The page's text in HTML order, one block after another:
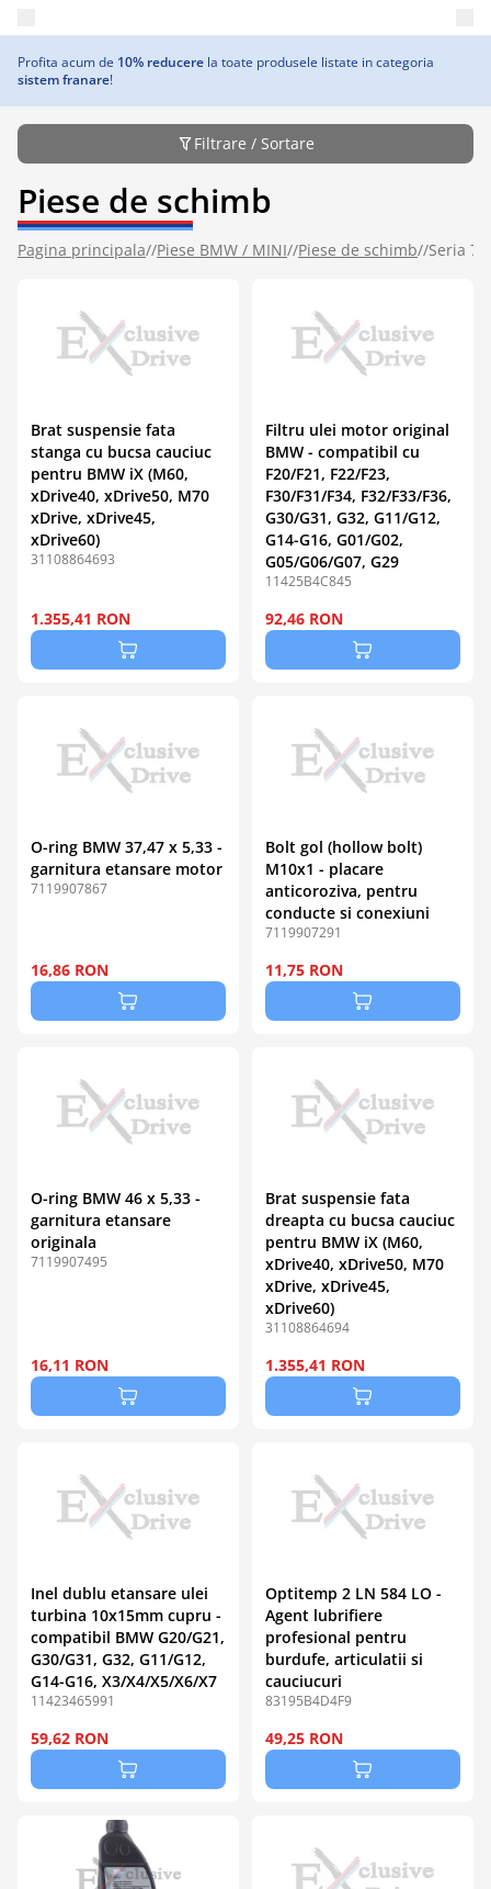
Profita acum de 10% reducere la toate produsele listate in categoria
sistem franare!
Filtrare / Sortare
Piese de schimb
Pagina principala//Piese BMW / MINI//Piese de schimb//Seria 7
Brat suspensie fata
stanga cu bucsa cauciuc
pentru BMW iX (M60,
xDrive40, xDrive50, M70
xDrive, xDrive45,
xDrive60)
31108864693
1.355,41 RON
Filtru ulei motor original
BMW - compatibil cu
F20/F21, F22/F23,
F30/F31/F34, F32/F33/F36,
G30/G31, G32, G11/G12,
G14-G16, G01/G02,
G05/G06/G07, G29
11425B4C845
92,46 RON
O-ring BMW 37,47 x 5,33 -
garnitura etansare motor
7119907867
16,86 RON
Bolt gol (hollow bolt)
M10x1 - placare
anticoroziva, pentru
conducte si conexiuni
7119907291
11,75 RON
O-ring BMW 46 x 5,33 -
garnitura etansare
originala
7119907495
16,11 RON
Brat suspensie fata
dreapta cu bucsa cauciuc
pentru BMW iX (M60,
xDrive40, xDrive50, M70
xDrive, xDrive45,
xDrive60)
31108864694
1.355,41 RON
Inel dublu etansare ulei
turbina 10x15mm cupru -
compatibil BMW G20/G21,
G30/G31, G32, G11/G12,
G14-G16, X3/X4/X5/X6/X7
11423465991
59,62 RON
Optitemp 2 LN 584 LO -
Agent lubrifiere
profesional pentru
burdufe, articulatii si
cauciucuri
83195B4D4F9
49,25 RON